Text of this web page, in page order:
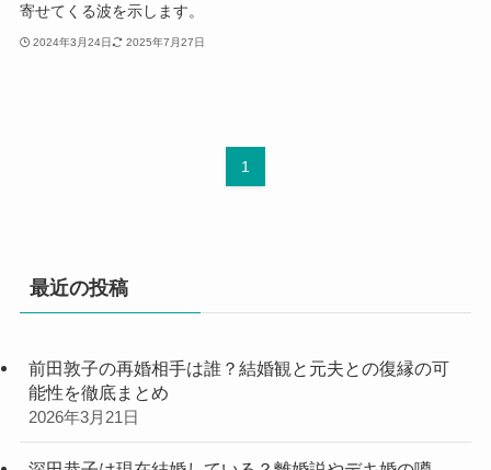
寄せてくる波を示します。
2024年3月24日 2025年7月27日
1
最近の投稿
前田敦子の再婚相手は誰？結婚観と元夫との復縁の可
能性を徹底まとめ
2026年3月21日